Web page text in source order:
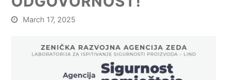
March 17, 2025